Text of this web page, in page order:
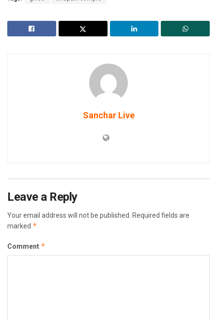
Sanchar Live
Leave a Reply
Your email address will not be published.
Required fields are
marked *
Comment *